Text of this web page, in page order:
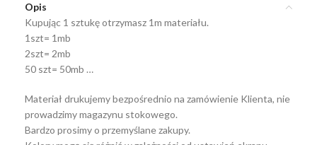
Opis
Kupując 1 sztukę otrzymasz 1m materiału.
1szt= 1mb
2szt= 2mb
50 szt= 50mb …
Materiał drukujemy bezpośrednio na zamówienie Klienta, nie
prowadzimy magazynu stokowego.
Bardzo prosimy o przemyślane zakupy.